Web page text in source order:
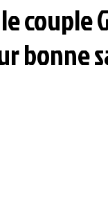
Santé
couple
bonne